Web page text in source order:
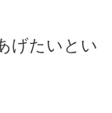
げたいとい